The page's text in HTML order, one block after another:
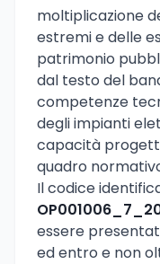
moltiplicazione
estremi e delle
patrimonio
dal testo del
competenze
degli impianti
capacità
quadro
Il codice
essere
ed entro e non